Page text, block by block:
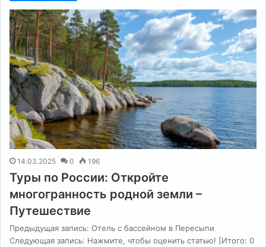
14.03.2025 0 196
Туры по России: Откройте
многогранность родной земли –
Путешествие
Предыдущая запись: Отель с бассейном в Пересыпи
Следующая запись: Нажмите, чтобы оценить статью! [Итого: 0